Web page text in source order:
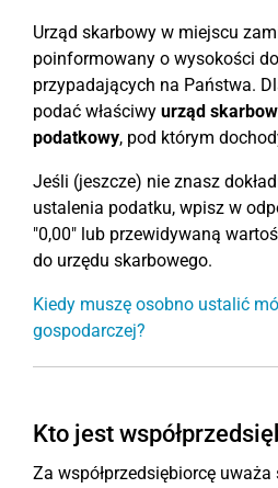
Urząd skarbowy w miejscu
poinformowany o wysokości
przypadających na Państwa.
podać właściwy urząd
podatkowy, pod którym
Jeśli (jeszcze) nie znasz
ustalenia podatku, wpisz w
"0,00" lub przewidywaną
do urzędu skarbowego.
Kiedy muszę osobno ustalić
gospodarczej?
Kto jest
Za współprzedsiębiorcę